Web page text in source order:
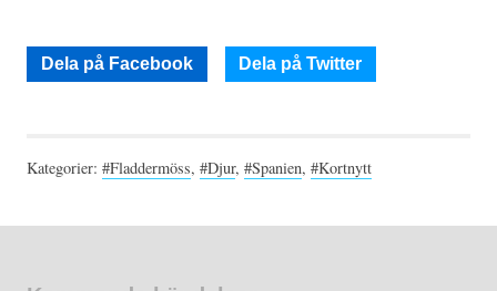
Dela på Facebook Dela på Twitter
Kategorier: #Fladdermöss, #Djur, #Spanien, #Kortnytt